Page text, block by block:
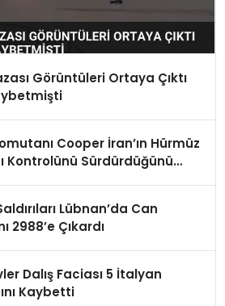
Görüntüleri Ortaya Çıktı
Cooper İran’ın Hürmüz
Kontrolünü Sürdürdüğünü
Lübnan’da Can
2988’e Çıkardı
Dalış Faciası 5 İtalyan
Kaybetti